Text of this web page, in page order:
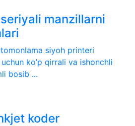
manzillarni
siyoh printeri
ko’p qirrali va ishonchli
bosib ...
koder